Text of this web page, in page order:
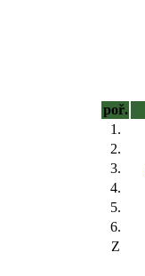
poř.
1.
2.
3.
4.
5.
6.
Z